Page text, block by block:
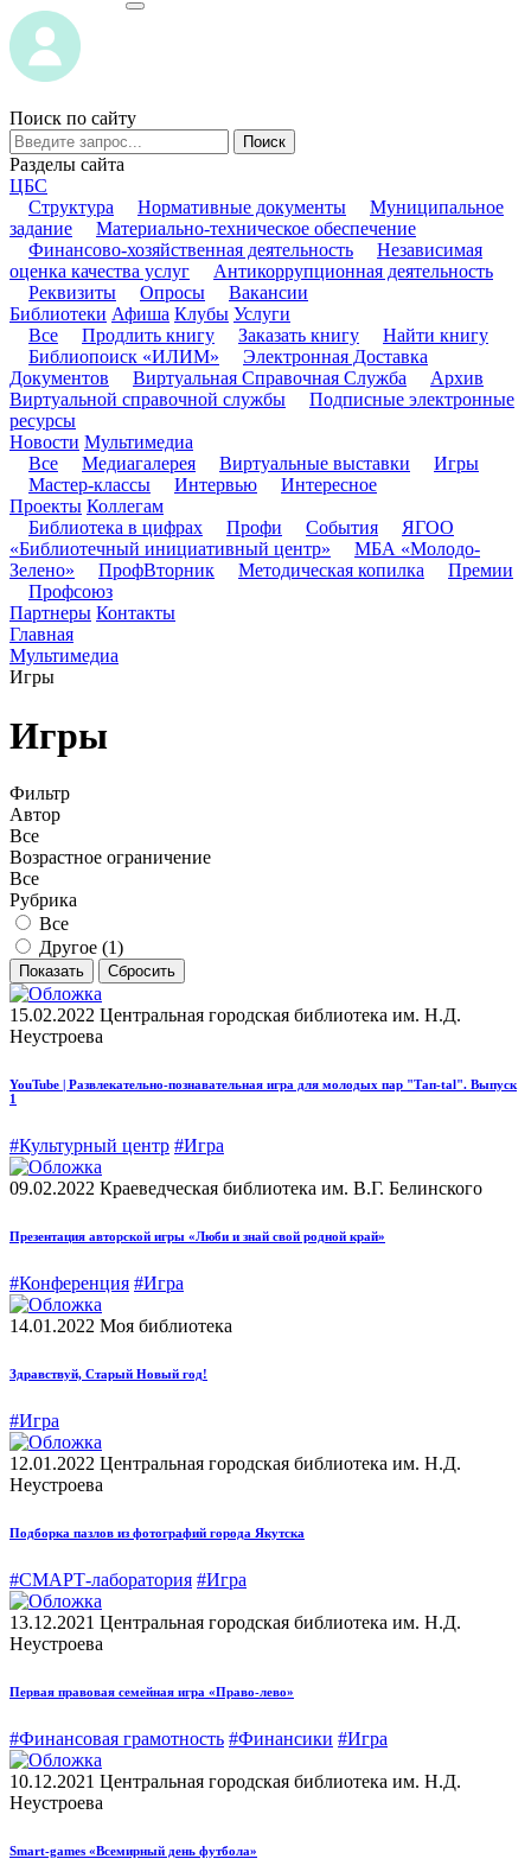
Поиск по сайту
Поиск
Разделы сайта
ЦБС
Структура
Нормативные документы
Муниципальное
задание
Материально-техническое обеспечение
Финансово-хозяйственная деятельность
Независимая
оценка качества услуг
Антикоррупционная деятельность
Реквизиты
Опросы
Вакансии
Библиотеки Афиша Клубы Услуги
Все
Продлить книгу Заказать книгу
Найти книгу
Библиопоиск «ИЛИМ»
Электронная Доставка
Документов
Виртуальная Справочная Служба
Архив
Виртуальной справочной службы
Подписные электронные
ресурсы
Новости Мультимедиа
Все
Медиагалерея Виртуальные выставки
Игры
Мастер-классы
Интервью
Интересное
Проекты Коллегам
Библиотека в цифрах
Профи События
ЯГОО
«Библиотечный инициативный центр»
МБА «Молодо-
Зелено»
ПрофВторник Методическая копилка
Премии
Профсоюз
Партнеры Контакты
Главная
Мультимедиа
Игры
Игры
Фильтр
Автор
Все
Возрастное ограничение
Все
Рубрика
Все
Другое (1)
15.02.2022 Центральная городская библиотека им. Н.Д.
Неустроева
YouTube | Развлекательно-познавательная игра для молодых пар "Тап-tal". Выпуск
1
#Культурный центр #Игра
09.02.2022 Краеведческая библиотека им. В.Г. Белинского
Презентация авторской игры «Люби и знай свой родной край»
#Конференция #Игра
14.01.2022 Моя библиотека
Здравствуй, Старый Новый год!
#Игра
12.01.2022 Центральная городская библиотека им. Н.Д.
Неустроева
Подборка пазлов из фотографий города Якутска
#СМАРТ-лаборатория #Игра
13.12.2021 Центральная городская библиотека им. Н.Д.
Неустроева
Первая правовая семейная игра «Право-лево»
#Финансовая грамотность #Финансики #Игра
10.12.2021 Центральная городская библиотека им. Н.Д.
Неустроева
Smart-games «Всемирный день футбола»